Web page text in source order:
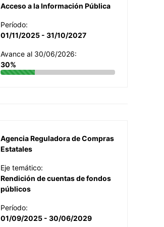
Acceso a la Información Pública
Período:
01/11/2025 - 31/10/2027
Avance al 30/06/2026:
30%
Agencia Reguladora de Compras
Estatales
Eje temático:
Rendición de cuentas de fondos
públicos
Período:
01/09/2025 - 30/06/2029